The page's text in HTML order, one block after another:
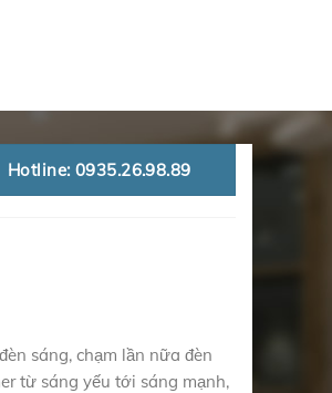
Hotline: 0935.26.98.89
sáng, chạm lần nữa đèn
từ sáng yếu tới sáng mạnh,